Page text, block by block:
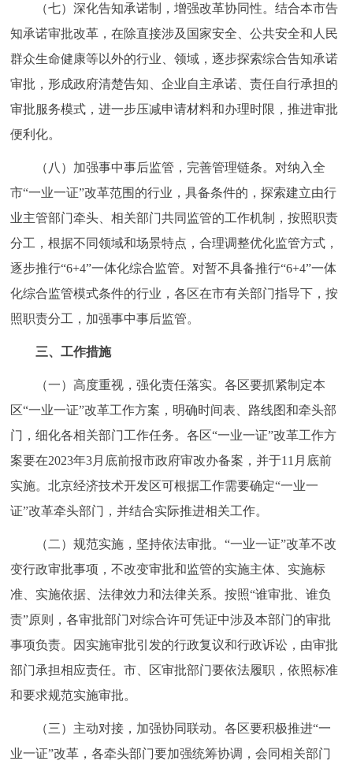
（七）深化告知承诺制，增强改革协同性。结合本市告
知承诺审批改革，在除直接涉及国家安全、公共安全和人民
群众生命健康等以外的行业、领域，逐步探索综合告知承诺
审批，形成政府清楚告知、企业自主承诺、责任自行承担的
审批服务模式，进一步压减申请材料和办理时限，推进审批
便利化。
（八）加强事中事后监管，完善管理链条。对纳入全
市“一业一证”改革范围的行业，具备条件的，探索建立由行
业主管部门牵头、相关部门共同监管的工作机制，按照职责
分工，根据不同领域和场景特点，合理调整优化监管方式，
逐步推行“6+4”一体化综合监管。对暂不具备推行“6+4”一体
化综合监管模式条件的行业，各区在市有关部门指导下，按
照职责分工，加强事中事后监管。
三、工作措施
（一）高度重视，强化责任落实。各区要抓紧制定本
区“一业一证”改革工作方案，明确时间表、路线图和牵头部
门，细化各相关部门工作任务。各区“一业一证”改革工作方
案要在2023年3月底前报市政府审改办备案，并于11月底前
实施。北京经济技术开发区可根据工作需要确定“一业一
证”改革牵头部门，并结合实际推进相关工作。
（二）规范实施，坚持依法审批。“一业一证”改革不改
变行政审批事项，不改变审批和监管的实施主体、实施标
准、实施依据、法律效力和法律关系。按照“谁审批、谁负
责”原则，各审批部门对综合许可凭证中涉及本部门的审批
事项负责。因实施审批引发的行政复议和行政诉讼，由审批
部门承担相应责任。市、区审批部门要依法履职，依照标准
和要求规范实施审批。
（三）主动对接，加强协同联动。各区要积极推进“一
业一证”改革，各牵头部门要加强统筹协调，会同相关部门